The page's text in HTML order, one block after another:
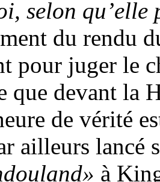
selon qu’elle
du rendu
pour juger le
que devant la
de vérité
ailleurs lancé
à